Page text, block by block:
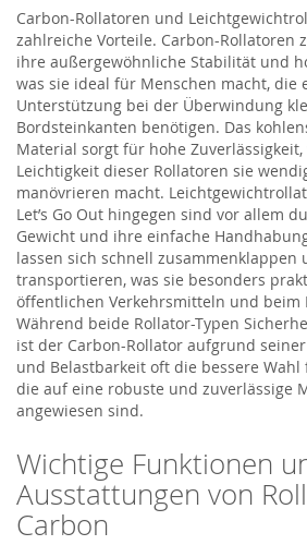
Carbon-Rollatoren und
zahlreiche Vorteile. Carbon-Rollatoren
ihre außergewöhnliche Stabilität und
was sie ideal für Menschen macht, die
Unterstützung bei der Überwindung
Bordsteinkanten benötigen. Das
Material sorgt für hohe
Leichtigkeit dieser Rollatoren sie
manövrieren macht.
Let’s Go Out hingegen sind vor allem
Gewicht und ihre einfache
lassen sich schnell zusammenklappen
transportieren, was sie besonders
öffentlichen Verkehrsmitteln und beim
Während beide Rollator-Typen
ist der Carbon-Rollator aufgrund
und Belastbarkeit oft die bessere
die auf eine robuste und zuverlässige
angewiesen sind.
Wichtige Funktionen
Ausstattungen von
Carbon